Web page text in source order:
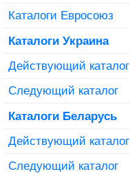
Каталоги Евросоюз
Каталоги Украина
Действующий каталог
Следующий каталог
Каталоги Беларусь
Действующий каталог
Следующий каталог